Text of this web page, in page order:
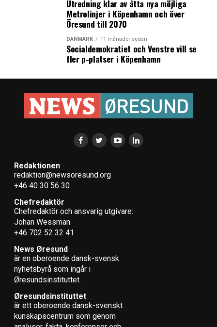
Danska delen av Postnord i djup kris – ”det egna
kapitalet är borta”
Danmark är på väg mot ett Europol-avtal
Utredning klar av åtta nya möjliga
Metrolinjer i Köpenhamn och över
Öresund till 2070
DANMARK 11 månader sedan
Socialdemokratiet och Venstre vill se
fler p-platser i Köpenhamn
Redaktionen
redaktion@newsoresund.org
+46 40 30 56 30
Chefredaktör
Chefredaktör och ansvarig utgivare:
Johan Wessman
+46 702 52 32 41
News Øresund
är en oberoende dansk-svensk
nyhets­byrå som ingår i
Øresundsinstituttet.
Øresundsinstituttet
är ett oberoende dansk-svenskt
kunskapscentrum som genom